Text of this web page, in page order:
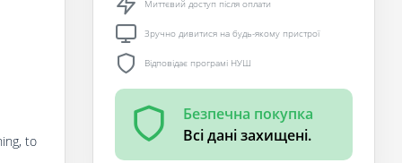
to
Миттєвий доступ після оплати
Зручно дивитися на будь-якому пристрої
Відповідає програмі НУШ
Безпечна покупка
Всі дані захищені.